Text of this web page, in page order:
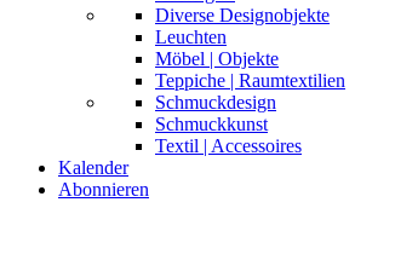
Diverse Designobjekte
Leuchten
Möbel | Objekte
Teppiche | Raumtextilien
Schmuckdesign
Schmuckkunst
Textil | Accessoires
Kalender
Abonnieren